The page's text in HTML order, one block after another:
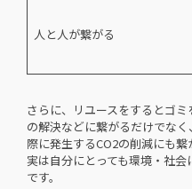
人と人が繋がる
さらに、リユースをするとゴ
の解決などに繋がるだけでな
際に発生するCO2の削減にも繋
実は自分にとっても環境・社
です。